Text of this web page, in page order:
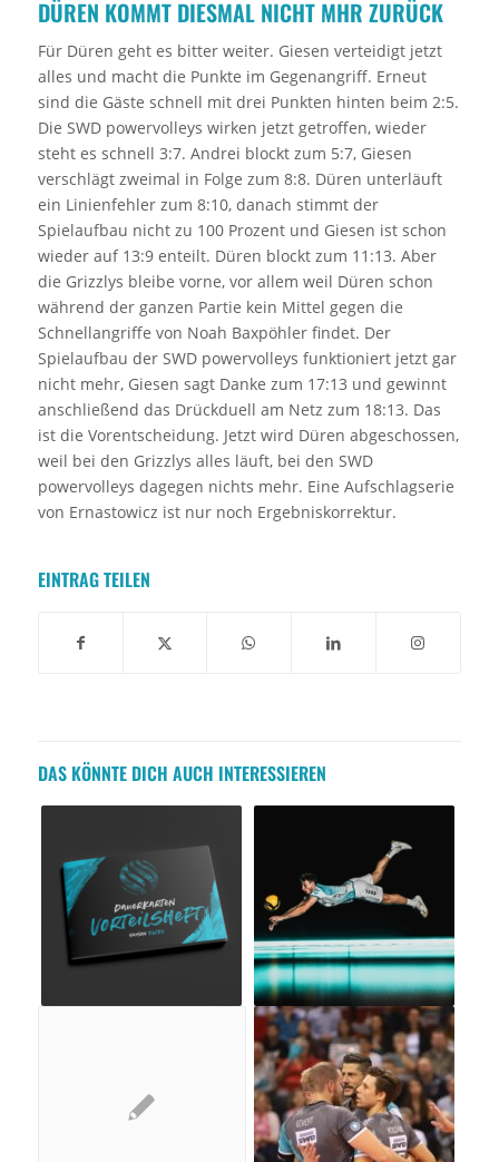
DÜREN KOMMT DIESMAL NICHT MHR ZURÜCK
Für Düren geht es bitter weiter. Giesen verteidigt jetzt
alles und macht die Punkte im Gegenangriff. Erneut
sind die Gäste schnell mit drei Punkten hinten beim 2:5.
Die SWD powervolleys wirken jetzt getroffen, wieder
steht es schnell 3:7. Andrei blockt zum 5:7, Giesen
verschlägt zweimal in Folge zum 8:8. Düren unterläuft
ein Linienfehler zum 8:10, danach stimmt der
Spielaufbau nicht zu 100 Prozent und Giesen ist schon
wieder auf 13:9 enteilt. Düren blockt zum 11:13. Aber
die Grizzlys bleibe vorne, vor allem weil Düren schon
während der ganzen Partie kein Mittel gegen die
Schnellangriffe von Noah Baxpöhler findet. Der
Spielaufbau der SWD powervolleys funktioniert jetzt gar
nicht mehr, Giesen sagt Danke zum 17:13 und gewinnt
anschließend das Drückduell am Netz zum 18:13. Das
ist die Vorentscheidung. Jetzt wird Düren abgeschossen,
weil bei den Grizzlys alles läuft, bei den SWD
powervolleys dagegen nichts mehr. Eine Aufschlagserie
von Ernastowicz ist nur noch Ergebniskorrektur.
EINTRAG TEILEN
DAS KÖNNTE DICH AUCH INTERESSIEREN